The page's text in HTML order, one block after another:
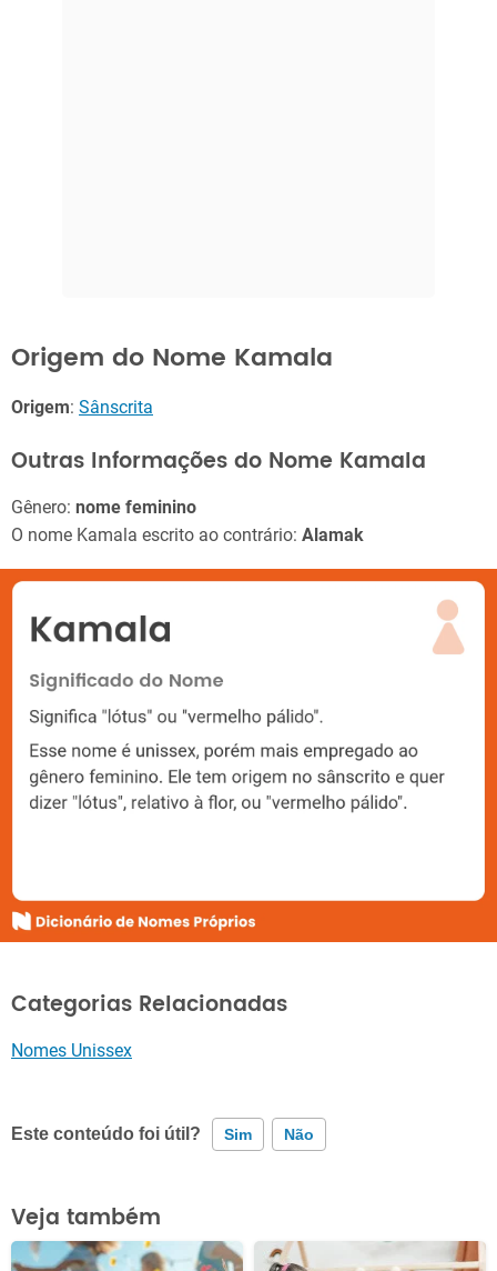
Origem do Nome Kamala
Origem: Sânscrita
Outras Informações do Nome Kamala
Gênero: nome feminino
O nome Kamala escrito ao contrário: Alamak
Categorias Relacionadas
Nomes Unissex
Este conteúdo foi útil? Sim Não
Este conteúdo contém informação incorreta
Este conteúdo não tem a informação que procuro
Veja também